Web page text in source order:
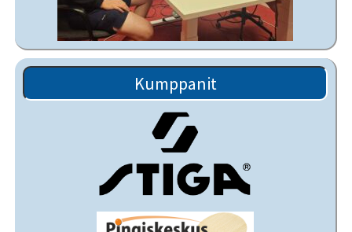
Kumppanit